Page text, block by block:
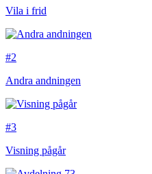
Vila i frid
#2
Andra andningen
#3
Visning pågår